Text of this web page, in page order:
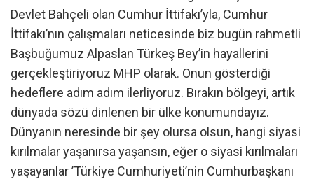
Devlet Bahçeli olan Cumhur İttifakı’yla, Cumhur
İttifakı’nın çalışmaları neticesinde biz bugün rahmetli
Başbuğumuz Alpaslan Türkeş Bey’in hayallerini
gerçekleştiriyoruz MHP olarak. Onun gösterdiği
hedeflere adım adım ilerliyoruz. Bırakın bölgeyi, artık
dünyada sözü dinlenen bir ülke konumundayız.
Dünyanın neresinde bir şey olursa olsun, hangi siyasi
kırılmalar yaşanırsa yaşansın, eğer o siyasi kırılmaları
yaşayanlar ’Türkiye Cumhuriyeti’nin Cumhurbaşkanı